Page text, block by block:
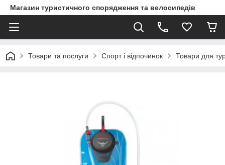
Магазин туристичного спорядження та велосипедів
Товари та послуги Спорт і відпочинок Товари для